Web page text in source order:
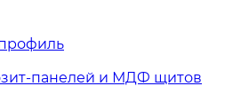
панелей и МДФ щитов